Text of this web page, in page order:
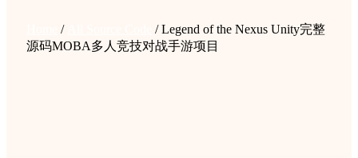
/
/ Legend of the Nexus Unity完整
源码MOBA多人竞技对战手游项目